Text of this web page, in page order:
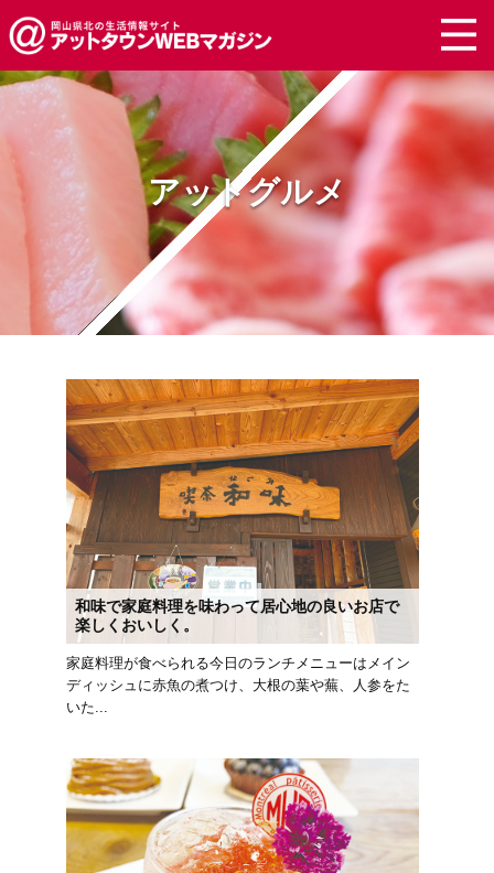
アットグルメ
和味で家庭料理を味わって居心地の良いお店で
楽しくおいしく。
家庭料理が食べられる今日のランチメニューはメイン
ディッシュに赤魚の煮つけ、大根の葉や蕪、人参をた
いた...